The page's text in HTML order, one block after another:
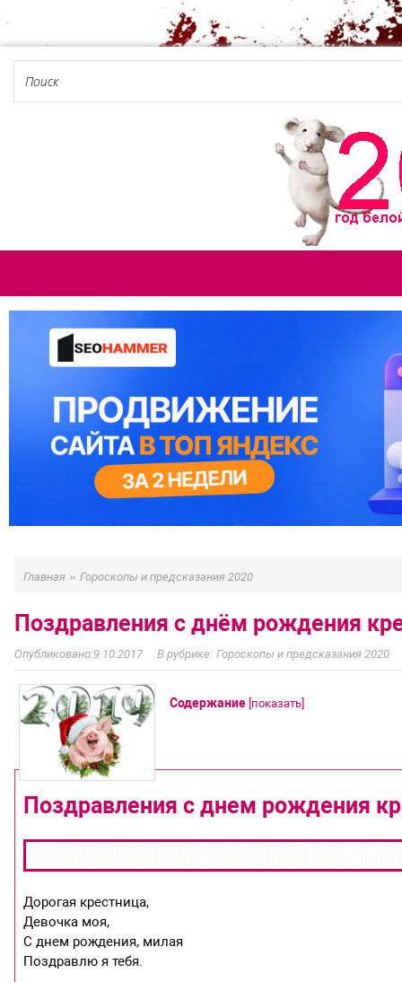
Главная » Гороскопы и предсказания 2020
Поздравления с днём рождения
9.10.2017 Гороскопы и предсказания 2020
Содержание [показать]
Поздравления с днем рождения
Дорогая крестница,
Девочка моя,
С днем рождения, милая
Поздравлю я тебя.